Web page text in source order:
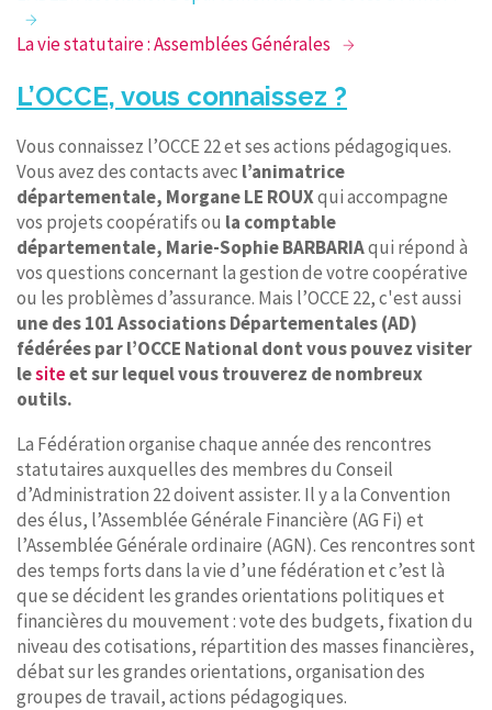
La vie statutaire : Assemblées Générales
L’OCCE, vous connaissez ?
Vous connaissez l’OCCE 22 et ses actions pédagogiques.
Vous avez des contacts avec l’animatrice
départementale, Morgane LE ROUXqui accompagne
vos projets coopératifs ou la comptable
départementale, Marie-Sophie BARBARIAqui répond à
vos questions concernant la gestion de votre coopérative
ou les problèmes d’assurance. Mais l’OCCE 22, c'est aussi
une des 101 Associations Départementales (AD)
fédérées par l’OCCE National dont vous pouvez visiter
lesiteet sur lequel vous trouverez de nombreux
outils.
La Fédération organise chaque année des rencontres
statutaires auxquelles des membres du Conseil
d’Administration 22 doivent assister. Il y a la Convention
des élus, l’Assemblée Générale Financière (AG Fi) et
l’Assemblée Générale ordinaire (AGN). Ces rencontres sont
des temps forts dans la vie d’une fédération et c’est là
que se décident les grandes orientations politiques et
financières du mouvement : vote des budgets, fixation du
niveau des cotisations, répartition des masses financières,
débat sur les grandes orientations, organisation des
groupes de travail, actions pédagogiques.